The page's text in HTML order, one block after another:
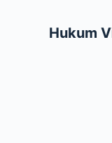
Hukum